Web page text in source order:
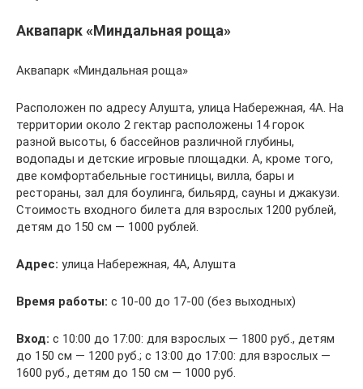
Аквапарк «Миндальная роща»
Аквапарк «Миндальная роща»
Расположен по адресу Алушта, улица Набережная, 4А. На
территории около 2 гектар расположены 14 горок
разной высоты, 6 бассейнов различной глубины,
водопады и детские игровые площадки. А, кроме того,
две комфортабельные гостиницы, вилла, бары и
рестораны, зал для боулинга, бильярд, сауны и джакузи.
Стоимость входного билета для взрослых 1200 рублей,
детям до 150 см — 1000 рублей.
Адрес: улица Набережная, 4А, Алушта
Время работы: с 10-00 до 17-00 (без выходных)
Вход: с 10:00 до 17:00: для взрослых — 1800 руб., детям
до 150 см — 1200 руб.; с 13:00 до 17:00: для взрослых —
1600 руб., детям до 150 см — 1000 руб.